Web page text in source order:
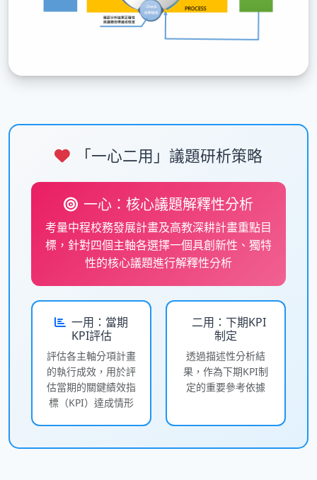
「一心二用」議題研析策略
一心：核心議題解釋性分析
考量中程校務發展計畫及高教深耕計畫重點目
標，針對四個主軸各選擇一個具創新性、獨特
性的核心議題進行解釋性分析
一用：當期
KPI評估
評估各主軸分項計畫
的執行成效，用於評
估當期的關鍵績效指
標（KPI）達成情形
二用：下期KPI
制定
透過描述性分析結
果，作為下期KPI制
定的重要參考依據